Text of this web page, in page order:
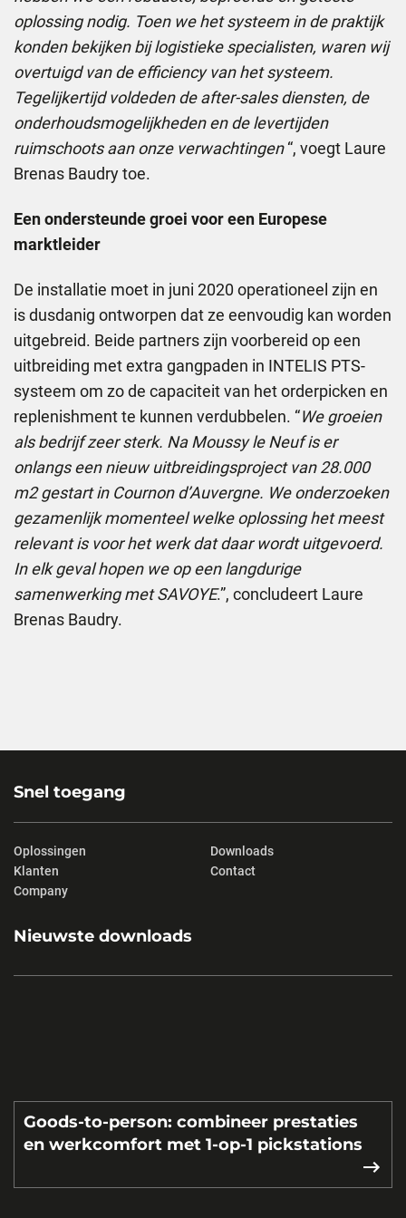
oplossing nodig. Toen we het systeem in de praktijk
konden bekijken bij logistieke specialisten, waren wij
overtuigd van de efficiency van het systeem.
Tegelijkertijd voldeden de after-sales diensten, de
onderhoudsmogelijkheden en de levertijden
ruimschoots aan onze verwachtingen“, voegt Laure
Brenas Baudry toe.
Een ondersteunde groei voor een Europese
marktleider
De installatie moet in juni 2020 operationeel zijn en
is dusdanig ontworpen dat ze eenvoudig kan worden
uitgebreid. Beide partners zijn voorbereid op een
uitbreiding met extra gangpaden in INTELIS PTS-
systeem om zo de capaciteit van het orderpicken en
replenishment te kunnen verdubbelen. “We groeien
als bedrijf zeer sterk. Na Moussy le Neuf is er
onlangs een nieuw uitbreidingsproject van 28.000
m2 gestart in Cournon d’Auvergne. We onderzoeken
gezamenlijk momenteel welke oplossing het meest
relevant is voor het werk dat daar wordt uitgevoerd.
In elk geval hopen we op een langdurige
samenwerking met SAVOYE.”, concludeert Laure
Brenas Baudry.
Snel toegang
Oplossingen
Klanten
Company
Downloads
Contact
Nieuwste downloads
Goods-to-person: combineer prestaties
en werkcomfort met 1-op-1 pickstations